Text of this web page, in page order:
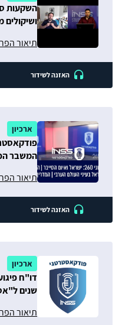
השקעות
ושיקולים
תיאור
האזנה לשידור
ארכיון
המשבר
תיאור
האזנה לשידור
ארכיון
שנים
תיאור